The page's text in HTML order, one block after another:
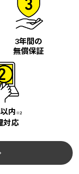
3年間の
無償保証
内 ※2
対応